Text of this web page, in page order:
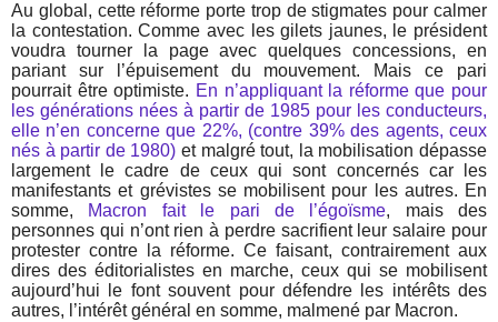
Au global, cette réforme porte trop de stigmates pour calmer
la contestation. Comme avec les gilets jaunes, le président
voudra tourner la page avec quelques concessions, en
pariant sur l’épuisement du mouvement. Mais ce pari
pourrait être optimiste. En n’appliquant la réforme que pour
les générations nées à partir de 1985 pour les conducteurs,
elle n’en concerne que 22%, (contre 39% des agents, ceux
nés à partir de 1980) et malgré tout, la mobilisation dépasse
largement le cadre de ceux qui sont concernés car les
manifestants et grévistes se mobilisent pour les autres. En
somme, Macron fait le pari de l’égoïsme, mais des
personnes qui n’ont rien à perdre sacrifient leur salaire pour
protester contre la réforme. Ce faisant, contrairement aux
dires des éditorialistes en marche, ceux qui se mobilisent
aujourd’hui le font souvent pour défendre les intérêts des
autres, l’intérêt général en somme, malmené par Macron.